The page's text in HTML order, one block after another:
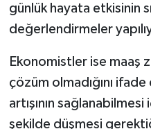
günlük hayata etkisinin
değerlendirmeler
Ekonomistler ise maaş
çözüm olmadığını ifade
artışının sağlanabilmesi
şekilde düşmesi